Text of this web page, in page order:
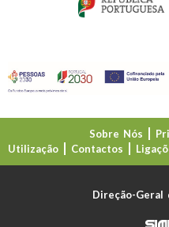
Sobre Nós
Utilização
Contactos
Direção-Geral